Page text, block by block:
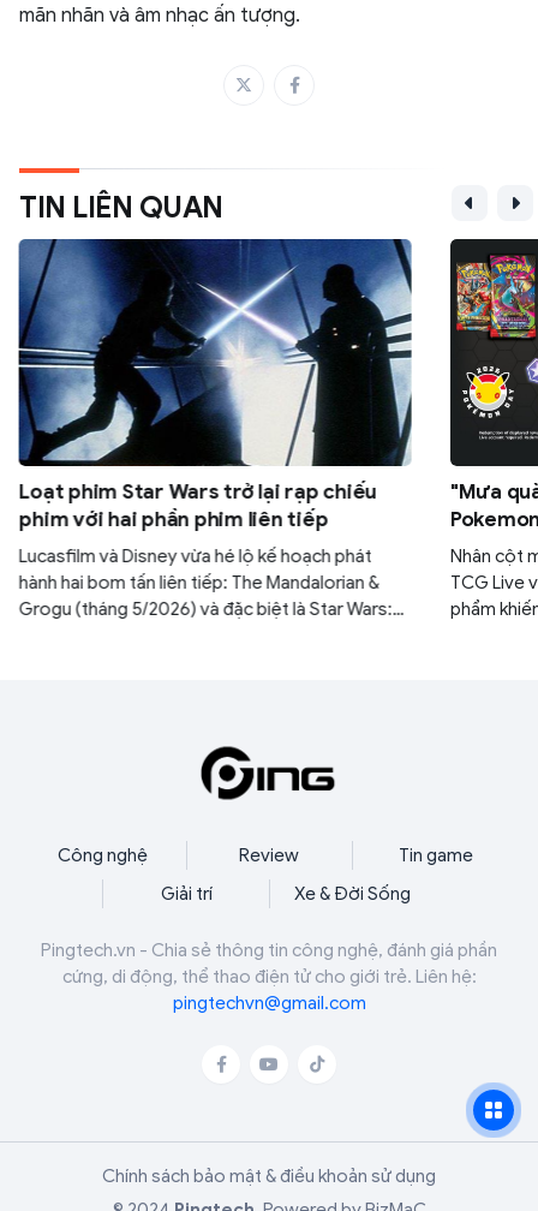
mãn nhãn và âm nhạc ấn tượng.
TIN LIÊN QUAN
Loạt phim Star Wars trở lại rạp chiếu
phim với hai phần phim liên tiếp
Lucasfilm và Disney vừa hé lộ kế hoạch phát
hành hai bom tấn liên tiếp: The Mandalorian &
Grogu (tháng 5/2026) và đặc biệt là Star Wars:
"Mưa
30 gói
Nhân cột
TCG Live
phẩm
Công nghệ Review
Tin game
Giải trí
Xe & Đời Sống
Pingtech.vn - Chia sẻ thông tin công nghệ, đánh giá phần
cứng, di động, thể thao điện tử cho giới trẻ. Liên hệ:
pingtechvn@gmail.com
Chính sách bảo mật & điều khoản sử dụng